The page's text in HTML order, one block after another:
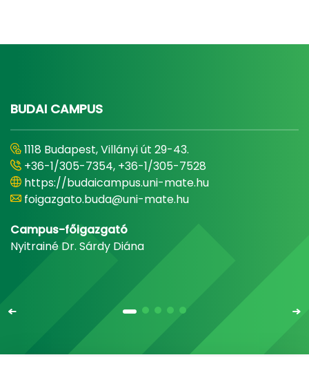
BUDAI CAMPUS
1118 Budapest, Villányi út 29-43.
+36-1/305-7354, +36-1/305-7528
https://budaicampus.uni-mate.hu
foigazgato.buda@uni-mate.hu
Campus-főigazgató
Nyitrainé Dr. Sárdy Diána